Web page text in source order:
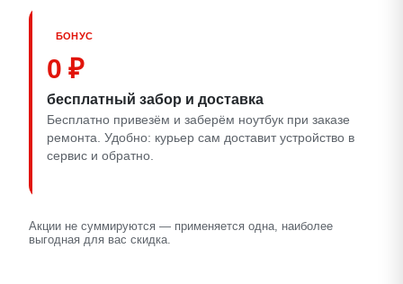
БОНУС
0 ₽
бесплатный забор и доставка
Бесплатно привезём и заберём ноутбук при заказе
ремонта. Удобно: курьер сам доставит устройство в
сервис и обратно.
Акции не суммируются — применяется одна, наиболее
выгодная для вас скидка.